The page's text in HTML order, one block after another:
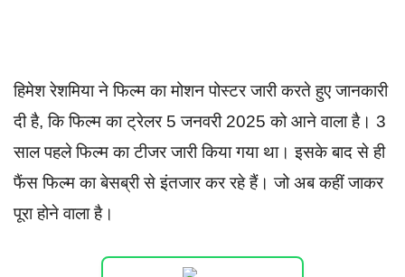
हिमेश रेशमिया ने फिल्म का मोशन पोस्टर जारी करते हुए जानकारी
दी है, कि फिल्म का ट्रेलर 5 जनवरी 2025 को आने वाला है। 3
साल पहले फिल्म का टीजर जारी किया गया था। इसके बाद से ही
फैंस फिल्म का बेसब्री से इंतजार कर रहे हैं। जो अब कहीं जाकर
पूरा होने वाला है।